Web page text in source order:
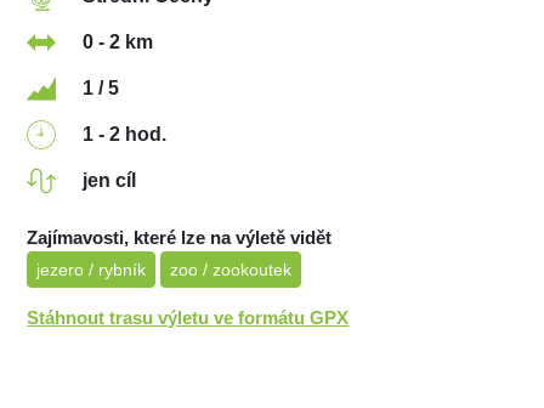
0 - 2 km
1 / 5
1 - 2 hod.
jen cíl
Zajímavosti, které lze na výletě vidět
jezero / rybník zoo / zookoutek
Stáhnout trasu výletu ve formátu GPX